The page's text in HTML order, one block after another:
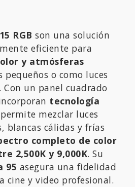
RGB son una solución
eficiente para
y atmósferas
pequeños o como luces
un panel cuadrado
tecnología
mezclar luces
blancas cálidas y frías
completo de color
2,500K y 9,000K. Su
95 asegura una fidelidad
cine y video profesional.